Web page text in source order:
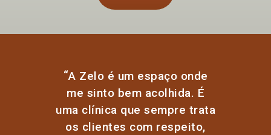
“A Zelo é um espaço onde
me sinto bem acolhida. É
uma clínica que sempre trata
os clientes com respeito,